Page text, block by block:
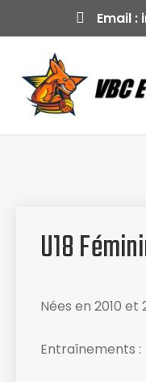
to
content
Email :
U18
Nées en 2010 et
Entraînements :